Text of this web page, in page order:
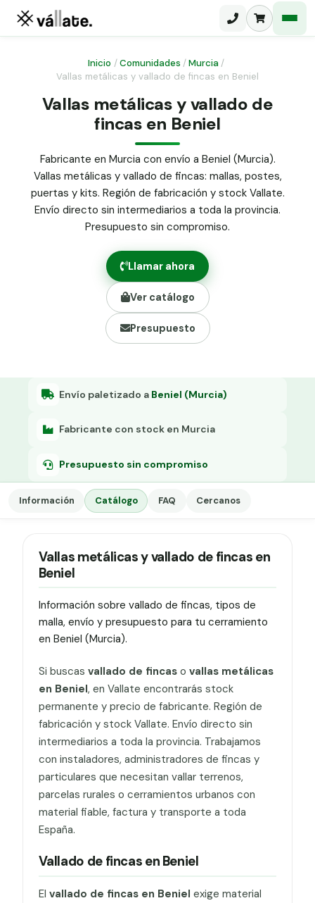
Malla ganadera
Malla simple torsión
Malla triple torsión
Panel malla H.
Puerta abatible dos hojas
Puerta acceso peatonal
Poste malla Hércules
Poste malla simple torsión
Alambre de espino galvanizado
Alambre liso galvanizado
Malla ocultación 70 g/m² verde
Abrazadera PVC malla H.
Grapa malla H.
Inicio /Comunidades /Murcia /
Vallas metálicas y vallado de fincas en Beniel
Vallas metálicas y vallado de
fincas en Beniel
Fabricante en Murcia con envío a Beniel (Murcia).
Vallas metálicas y vallado de fincas: mallas, postes,
puertas y kits. Región de fabricación y stock Vallate.
Envío directo sin intermediarios a toda la provincia.
Presupuesto sin compromiso.
Llamar ahora
Ver catálogo
Presupuesto
Envío paletizado a Beniel (Murcia)
Fabricante con stock en Murcia
Presupuesto sin compromiso
Información Catálogo FAQ Cercanos
Vallas metálicas y vallado de fincas en
Beniel
Información sobre vallado de fincas, tipos de
malla, envío y presupuesto para tu cerramiento
en Beniel (Murcia).
Si buscas vallado de fincaso vallas metálicas
en Beniel, en Vallate encontrarás stock
permanente y precio de fabricante. Región de
fabricación y stock Vallate. Envío directo sin
intermediarios a toda la provincia. Trabajamos
con instaladores, administradores de fincas y
particulares que necesitan vallar terrenos,
parcelas rurales o cerramientos urbanos con
material fiable, factura y transporte a toda
España.
Vallado de fincas en Beniel
El vallado de fincas en Beniel exige material